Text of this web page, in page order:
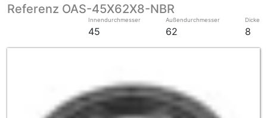
Referenz OAS-45X62X8-NBR
Innendurchmesser
45
Außendurchmesser
62
Dicke
8